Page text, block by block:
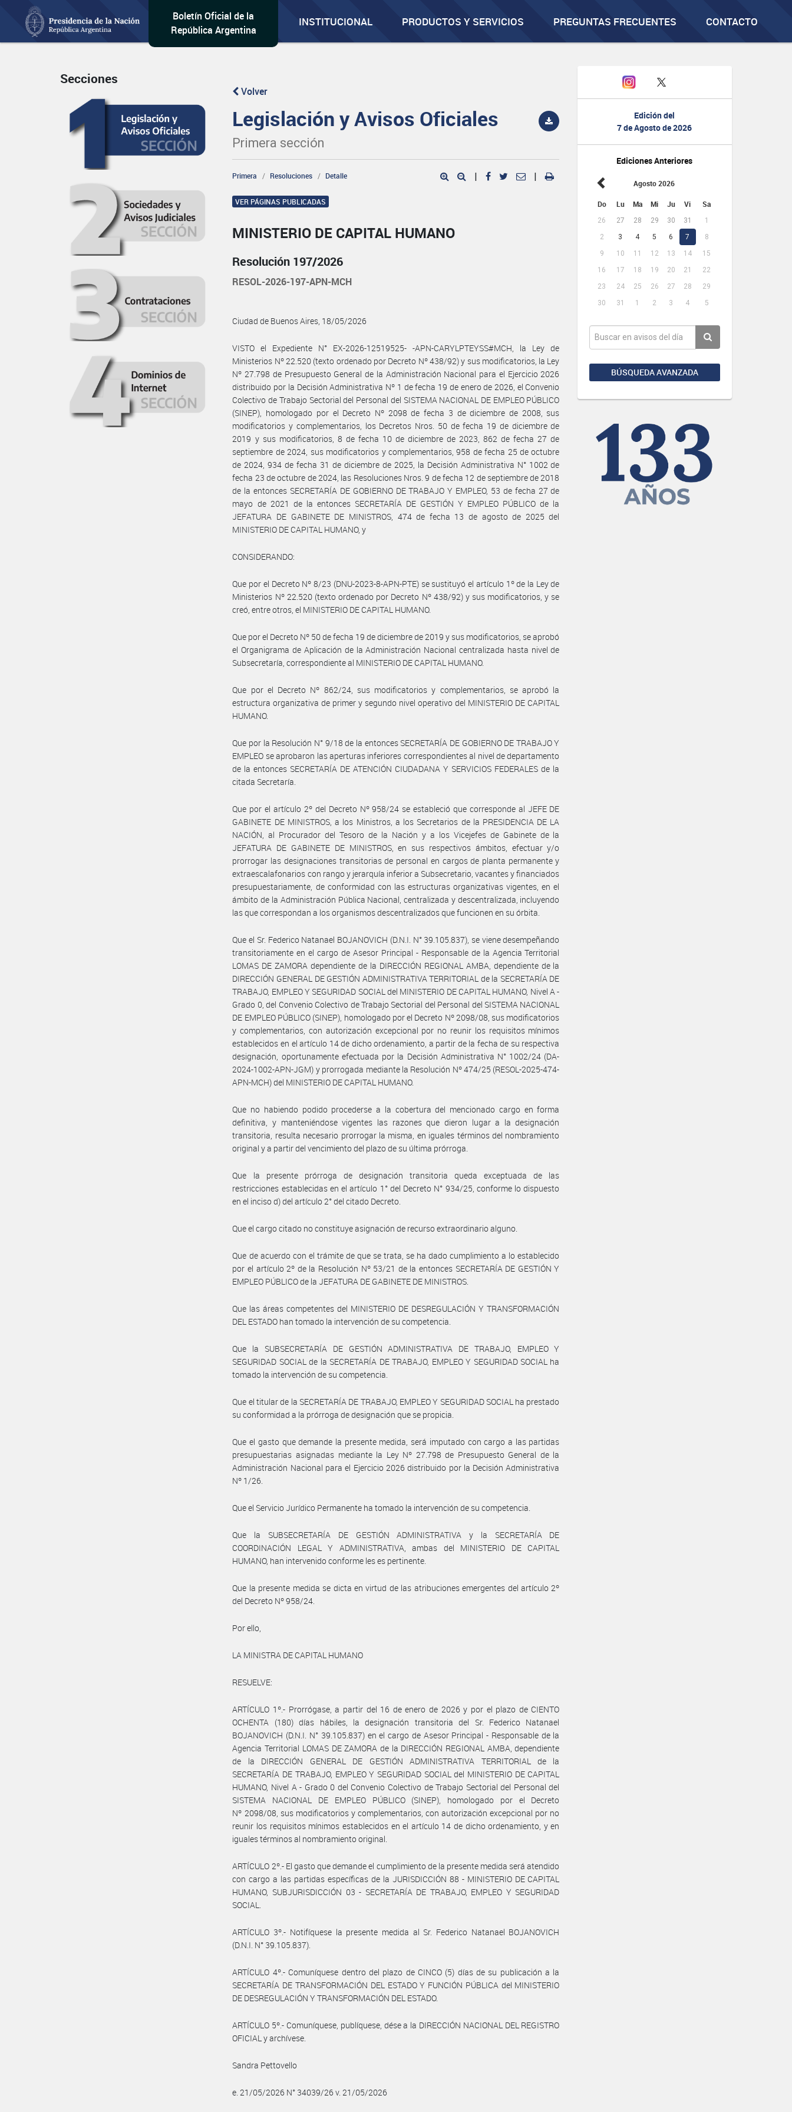
Boletín Oficial de la
República Argentina
INSTITUCIONAL PRODUCTOS Y SERVICIOS PREGUNTAS FRECUENTES CONTACTO
Edición del
7 de Agosto de 2026
Ediciones Anteriores
Agosto 2026
Do Lu Ma Mi Ju Vi Sa
26 27 28 29 30 31
1
2
3 4 5 6 7
8
9
10 11 12 13 14
15
16
17 18 19 20 21
22
23
24 25 26 27 28
29
30
31 1 2 3 4 5
BÚSQUEDA AVANZADA
Secciones
Volver
Legislación y Avisos Oficiales
Primera sección
Primera Resoluciones Detalle | |
VER PÁGINAS PUBLICADAS
MINISTERIO DE CAPITAL HUMANO
Resolución 197/2026
RESOL-2026-197-APN-MCH
Ciudad de Buenos Aires, 18/05/2026
VISTO el Expediente N° EX-2026-12519525- -APN-CARYLPTEYSS#MCH, la Ley de
Ministerios Nº 22.520 (texto ordenado por Decreto Nº 438/92) y sus modificatorios, la Ley
Nº 27.798 de Presupuesto General de la Administración Nacional para el Ejercicio 2026
distribuido por la Decisión Administrativa Nº 1 de fecha 19 de enero de 2026, el Convenio
Colectivo de Trabajo Sectorial del Personal del SISTEMA NACIONAL DE EMPLEO PÚBLICO
(SINEP), homologado por el Decreto Nº 2098 de fecha 3 de diciembre de 2008, sus
modificatorios y complementarios, los Decretos Nros. 50 de fecha 19 de diciembre de
2019 y sus modificatorios, 8 de fecha 10 de diciembre de 2023, 862 de fecha 27 de
septiembre de 2024, sus modificatorios y complementarios, 958 de fecha 25 de octubre
de 2024, 934 de fecha 31 de diciembre de 2025, la Decisión Administrativa N° 1002 de
fecha 23 de octubre de 2024, las Resoluciones Nros. 9 de fecha 12 de septiembre de 2018
de la entonces SECRETARÍA DE GOBIERNO DE TRABAJO Y EMPLEO, 53 de fecha 27 de
mayo de 2021 de la entonces SECRETARÍA DE GESTIÓN Y EMPLEO PÚBLICO de la
JEFATURA DE GABINETE DE MINISTROS, 474 de fecha 13 de agosto de 2025 del
MINISTERIO DE CAPITAL HUMANO, y
CONSIDERANDO:
Que por el Decreto Nº 8/23 (DNU-2023-8-APN-PTE) se sustituyó el artículo 1º de la Ley de
Ministerios Nº 22.520 (texto ordenado por Decreto Nº 438/92) y sus modificatorios, y se
creó, entre otros, el MINISTERIO DE CAPITAL HUMANO.
Que por el Decreto Nº 50 de fecha 19 de diciembre de 2019 y sus modificatorios, se aprobó
el Organigrama de Aplicación de la Administración Nacional centralizada hasta nivel de
Subsecretaría, correspondiente al MINISTERIO DE CAPITAL HUMANO.
Que por el Decreto Nº 862/24, sus modificatorios y complementarios, se aprobó la
estructura organizativa de primer y segundo nivel operativo del MINISTERIO DE CAPITAL
HUMANO.
Que por la Resolución N° 9/18 de la entonces SECRETARÍA DE GOBIERNO DE TRABAJO Y
EMPLEO se aprobaron las aperturas inferiores correspondientes al nivel de departamento
de la entonces SECRETARÍA DE ATENCIÓN CIUDADANA Y SERVICIOS FEDERALES de la
citada Secretaría.
Que por el artículo 2º del Decreto Nº 958/24 se estableció que corresponde al JEFE DE
GABINETE DE MINISTROS, a los Ministros, a los Secretarios de la PRESIDENCIA DE LA
NACIÓN, al Procurador del Tesoro de la Nación y a los Vicejefes de Gabinete de la
JEFATURA DE GABINETE DE MINISTROS, en sus respectivos ámbitos, efectuar y/o
prorrogar las designaciones transitorias de personal en cargos de planta permanente y
extraescalafonarios con rango y jerarquía inferior a Subsecretario, vacantes y financiados
presupuestariamente, de conformidad con las estructuras organizativas vigentes, en el
ámbito de la Administración Pública Nacional, centralizada y descentralizada, incluyendo
las que correspondan a los organismos descentralizados que funcionen en su órbita.
Que el Sr. Federico Natanael BOJANOVICH (D.N.I. N° 39.105.837), se viene desempeñando
transitoriamente en el cargo de Asesor Principal - Responsable de la Agencia Territorial
LOMAS DE ZAMORA dependiente de la DIRECCIÓN REGIONAL AMBA, dependiente de la
DIRECCIÓN GENERAL DE GESTIÓN ADMINISTRATIVA TERRITORIAL de la SECRETARÍA DE
TRABAJO, EMPLEO Y SEGURIDAD SOCIAL del MINISTERIO DE CAPITAL HUMANO, Nivel A -
Grado 0, del Convenio Colectivo de Trabajo Sectorial del Personal del SISTEMA NACIONAL
DE EMPLEO PÚBLICO (SINEP), homologado por el Decreto Nº 2098/08, sus modificatorios
y complementarios, con autorización excepcional por no reunir los requisitos mínimos
establecidos en el artículo 14 de dicho ordenamiento, a partir de la fecha de su respectiva
designación, oportunamente efectuada por la Decisión Administrativa N° 1002/24 (DA-
2024-1002-APN-JGM) y prorrogada mediante la Resolución Nº 474/25 (RESOL-2025-474-
APN-MCH) del MINISTERIO DE CAPITAL HUMANO.
Que no habiendo podido procederse a la cobertura del mencionado cargo en forma
definitiva, y manteniéndose vigentes las razones que dieron lugar a la designación
transitoria, resulta necesario prorrogar la misma, en iguales términos del nombramiento
original y a partir del vencimiento del plazo de su última prórroga.
Que la presente prórroga de designación transitoria queda exceptuada de las
restricciones establecidas en el artículo 1° del Decreto N° 934/25, conforme lo dispuesto
en el inciso d) del artículo 2° del citado Decreto.
Que el cargo citado no constituye asignación de recurso extraordinario alguno.
Que de acuerdo con el trámite de que se trata, se ha dado cumplimiento a lo establecido
por el artículo 2º de la Resolución Nº 53/21 de la entonces SECRETARÍA DE GESTIÓN Y
EMPLEO PÚBLICO de la JEFATURA DE GABINETE DE MINISTROS.
Que las áreas competentes del MINISTERIO DE DESREGULACIÓN Y TRANSFORMACIÓN
DEL ESTADO han tomado la intervención de su competencia.
Que la SUBSECRETARÍA DE GESTIÓN ADMINISTRATIVA DE TRABAJO, EMPLEO Y
SEGURIDAD SOCIAL de la SECRETARÍA DE TRABAJO, EMPLEO Y SEGURIDAD SOCIAL ha
tomado la intervención de su competencia.
Que el titular de la SECRETARÍA DE TRABAJO, EMPLEO Y SEGURIDAD SOCIAL ha prestado
su conformidad a la prórroga de designación que se propicia.
Que el gasto que demande la presente medida, será imputado con cargo a las partidas
presupuestarias asignadas mediante la Ley Nº 27.798 de Presupuesto General de la
Administración Nacional para el Ejercicio 2026 distribuido por la Decisión Administrativa
Nº 1/26.
Que el Servicio Jurídico Permanente ha tomado la intervención de su competencia.
Que la SUBSECRETARÍA DE GESTIÓN ADMINISTRATIVA y la SECRETARÍA DE
COORDINACIÓN LEGAL Y ADMINISTRATIVA, ambas del MINISTERIO DE CAPITAL
HUMANO, han intervenido conforme les es pertinente.
Que la presente medida se dicta en virtud de las atribuciones emergentes del artículo 2º
del Decreto Nº 958/24.
Por ello,
LA MINISTRA DE CAPITAL HUMANO
RESUELVE:
ARTÍCULO 1º.- Prorrógase, a partir del 16 de enero de 2026 y por el plazo de CIENTO
OCHENTA (180) días hábiles, la designación transitoria del Sr. Federico Natanael
BOJANOVICH (D.N.I. N° 39.105.837) en el cargo de Asesor Principal - Responsable de la
Agencia Territorial LOMAS DE ZAMORA de la DIRECCIÓN REGIONAL AMBA, dependiente
de la DIRECCIÓN GENERAL DE GESTIÓN ADMINISTRATIVA TERRITORIAL de la
SECRETARÍA DE TRABAJO, EMPLEO Y SEGURIDAD SOCIAL del MINISTERIO DE CAPITAL
HUMANO, Nivel A - Grado 0 del Convenio Colectivo de Trabajo Sectorial del Personal del
SISTEMA NACIONAL DE EMPLEO PÚBLICO (SINEP), homologado por el Decreto
Nº 2098/08, sus modificatorios y complementarios, con autorización excepcional por no
reunir los requisitos mínimos establecidos en el artículo 14 de dicho ordenamiento, y en
iguales términos al nombramiento original.
ARTÍCULO 2º.- El gasto que demande el cumplimiento de la presente medida será atendido
con cargo a las partidas específicas de la JURISDICCIÓN 88 - MINISTERIO DE CAPITAL
HUMANO, SUBJURISDICCIÓN 03 - SECRETARÍA DE TRABAJO, EMPLEO Y SEGURIDAD
SOCIAL.
ARTÍCULO 3º.- Notifíquese la presente medida al Sr. Federico Natanael BOJANOVICH
(D.N.I. N° 39.105.837).
ARTÍCULO 4º.- Comuníquese dentro del plazo de CINCO (5) días de su publicación a la
SECRETARÍA DE TRANSFORMACIÓN DEL ESTADO Y FUNCIÓN PÚBLICA del MINISTERIO
DE DESREGULACIÓN Y TRANSFORMACIÓN DEL ESTADO.
ARTÍCULO 5º.- Comuníquese, publíquese, dése a la DIRECCIÓN NACIONAL DEL REGISTRO
OFICIAL y archívese.
Sandra Pettovello
e. 21/05/2026 N° 34039/26 v. 21/05/2026